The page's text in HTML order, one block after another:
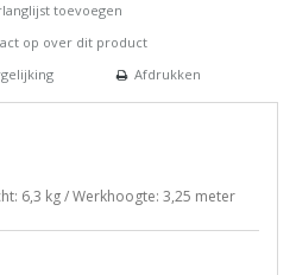
toevoegen
op over dit product
Afdrukken
6,3 kg / Werkhoogte: 3,25 meter